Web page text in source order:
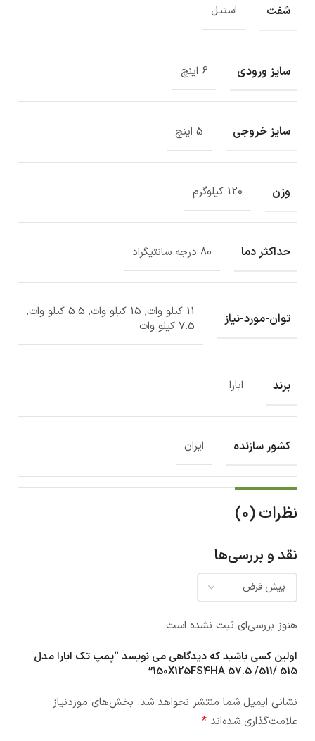
شفت استیل
سایز ورودی 6 اینچ
سایز خروجی 5 اینچ
وزن 120 کیلوگرم
حداکثر دما 80 درجه سانتیگراد
توان-مورد-نیاز
11 کیلو وات, 15 کیلو وات, 5.5 کیلو وات,
7.5 کیلو وات
برند ابارا
کشور سازنده ایران
نظرات (0)
نقد و بررسی‌ها
هنوز بررسی‌ای ثبت نشده است.
اولین کسی باشید که دیدگاهی می نویسد “پمپ تک ابارا مدل
150X125FS4HA 57.5 /511/ 515”
نشانی ایمیل شما منتشر نخواهد شد. بخش‌های موردنیاز
علامت‌گذاری شده‌اند *